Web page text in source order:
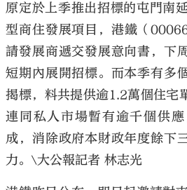
大公文匯
原定於上季推出招標的屯門南
型商住發展項目，港鐵（
請發展商遞交發展意向書，下
短期內展開招標。而本季有多
揭標，料共提供逾1.2萬個住宅
連同私人市場暫有逾千個供
成，消除政府本財政年度餘下
力。\大公報記者 林志光